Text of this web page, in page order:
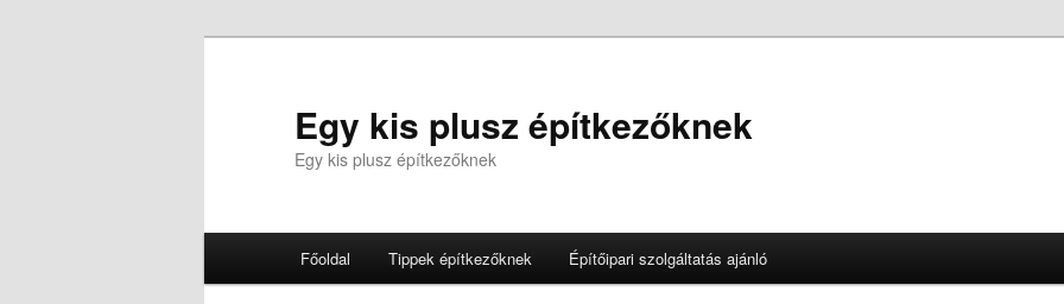
Egy kis plusz építkezőknek
Egy kis plusz építkezőknek
Főoldal Tippek építkezőknek Építőipari szolgáltatás ajánló